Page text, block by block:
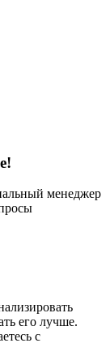
менеджер
его лучше.
с